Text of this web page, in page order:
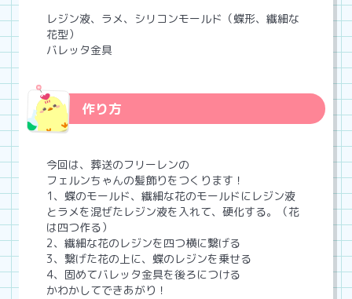
レジン液、ラメ、シリコンモールド（蝶形、繊細な
花型）
バレッタ金具
作り方
今回は、葬送のフリーレンの
フェルンちゃんの髪飾りをつくります！
1、蝶のモールド、繊細な花のモールドにレジン液
とラメを混ぜたレジン液を入れて、硬化する。（花
は四つ作る）
2、繊細な花のレジンを四つ横に繋げる
3、繋げた花の上に、蝶のレジンを乗せる
4、固めてバレッタ金具を後ろにつける
かわかしてできあがり！